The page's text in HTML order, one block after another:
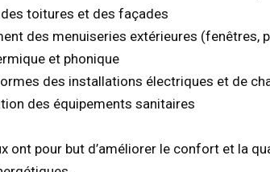
toitures et des façades
des menuiseries extérieures (fenêtres,
et phonique
des installations électriques et de
des équipements sanitaires
ont pour but d’améliorer le confort et la